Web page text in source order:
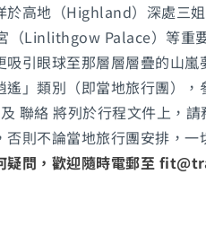
於高地（Highland）深處三
（Linlithgow Palace）等重
引眼球至那層層層疊的山嵐
遙」類別（即當地旅行團）
聯絡 將列於行程文件上，
否則不論當地旅行團安排，
疑問，歡迎隨時電郵至